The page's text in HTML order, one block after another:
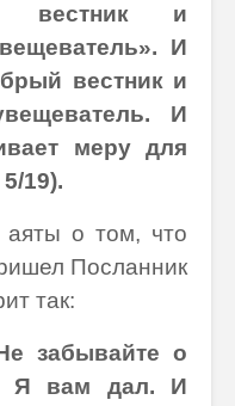
вестник и
И
вестник и
И
меру для
19).
о том, что
Посланник
так:
забывайте о
Я вам дал. И